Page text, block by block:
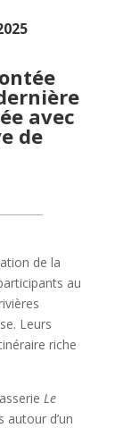
avec
de
de la
au
Leurs
riche
Le
autour d’un